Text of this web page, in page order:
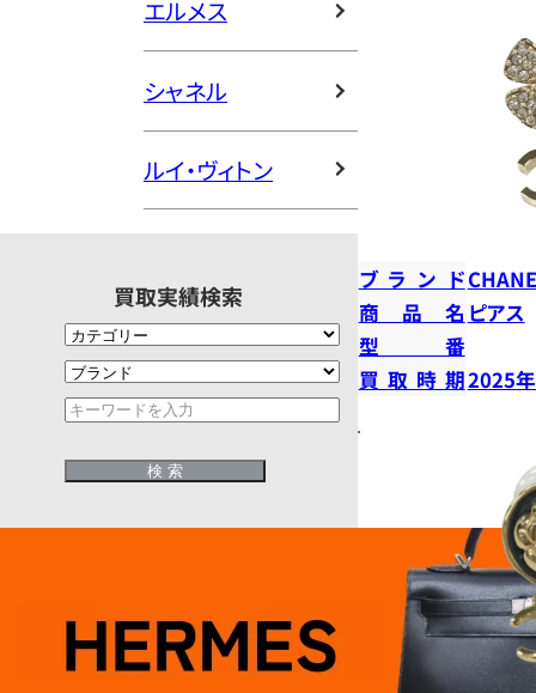
エルメス
シャネル
ルイ・ヴィトン
買取実績検索
ブランド
商品名 ピアス
型番
買取時期2025